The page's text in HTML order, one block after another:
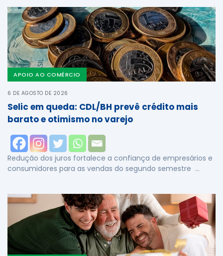
APOIO AO COMÉRCIO
6 DE AGOSTO DE 2026
Selic em queda: CDL/BH prevê crédito mais
barato e otimismo no varejo
Redução dos juros fortalece a confiança de empresários e
consumidores para as vendas do segundo semestre …